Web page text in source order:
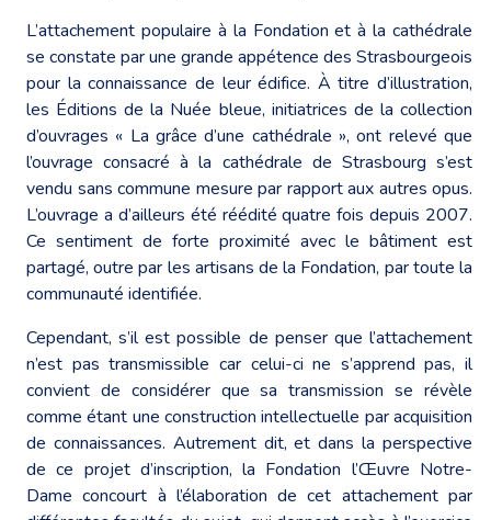
L’attachement populaire à la Fondation et à la cathédrale
se constate par une grande appétence des Strasbourgeois
pour la connaissance de leur édifice. À titre d’illustration,
les Éditions de la Nuée bleue, initiatrices de la collection
d’ouvrages « La grâce d’une cathédrale », ont relevé que
l’ouvrage consacré à la cathédrale de Strasbourg s’est
vendu sans commune mesure par rapport aux autres opus.
L’ouvrage a d’ailleurs été réédité quatre fois depuis 2007.
Ce sentiment de forte proximité avec le bâtiment est
partagé, outre par les artisans de la Fondation, par toute la
communauté identifiée.
Cependant, s’il est possible de penser que l’attachement
n’est pas transmissible car celui-ci ne s’apprend pas, il
convient de considérer que sa transmission se révèle
comme étant une construction intellectuelle par acquisition
de connaissances. Autrement dit, et dans la perspective
de ce projet d’inscription, la Fondation l’Œuvre Notre-
Dame concourt à l’élaboration de cet attachement par